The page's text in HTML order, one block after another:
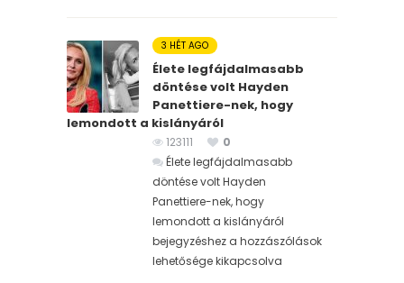
3 HÉT AGO
Élete legfájdalmasabb
döntése volt Hayden
Panettiere-nek, hogy
lemondott a kislányáról
123111
0
Élete legfájdalmasabb
döntése volt Hayden
Panettiere-nek, hogy
lemondott a kislányáról
bejegyzéshez a hozzászólások
lehetősége kikapcsolva